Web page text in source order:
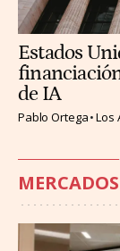
Estados
de IA
Pablo Ortega Los
MERCADOS